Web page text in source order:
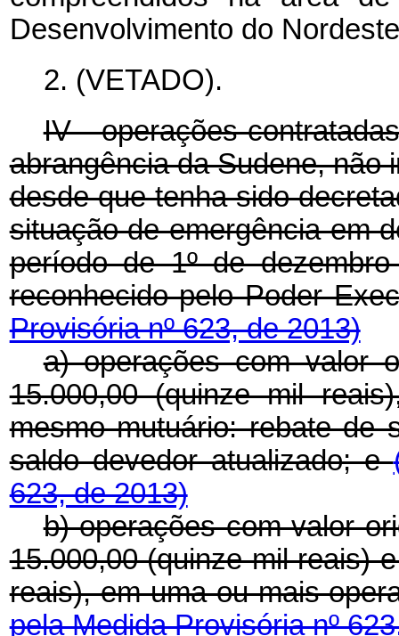
Desenvolvimento do
2. (VETADO).
IV - operações
abrangência da Sudene,
desde que tenha sido
situação de emergência em
período de 1º de
reconhecido pelo Poder
Provisória nº 623, de 2013)
a) operações com valor
15.000,00 (quinze mil
mesmo mutuário: rebate de
saldo devedor atualizado; e
623, de 2013)
b) operações com valor
15.000,00 (quinze mil reais)
reais), em uma ou mais
pela Medida Provisória nº